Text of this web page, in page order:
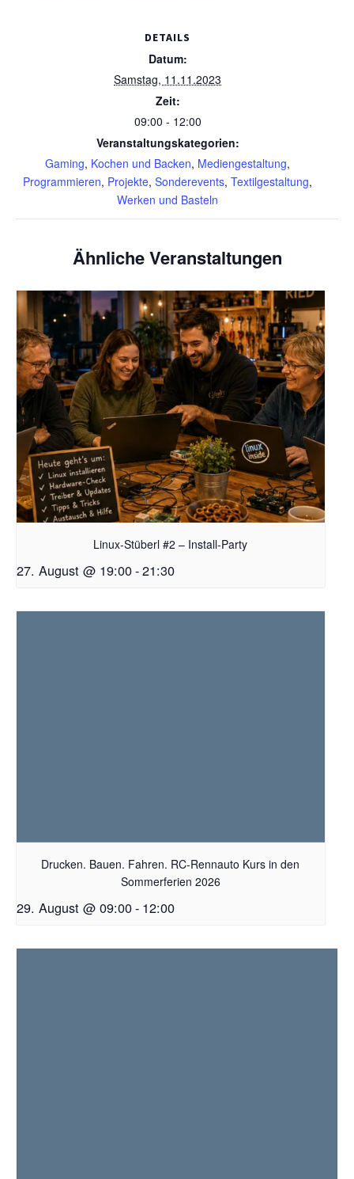
DETAILS
Datum:
Samstag, 11.11.2023
Zeit:
09:00 - 12:00
Veranstaltungskategorien:
Gaming, Kochen und Backen, Mediengestaltung,
Programmieren, Projekte, Sonderevents, Textilgestaltung,
Werken und Basteln
Ähnliche Veranstaltungen
Linux-Stüberl #2 – Install-Party
27. August @ 19:00-21:30
Drucken. Bauen. Fahren. RC-Rennauto Kurs in den
Sommerferien 2026
29. August @ 09:00- 12:00